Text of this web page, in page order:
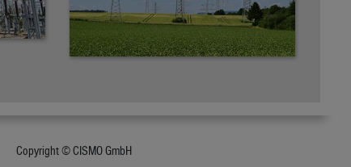
Copyright © CISMO GmbH